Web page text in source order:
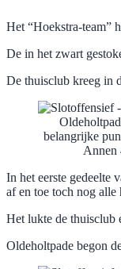
Het “Hoekstra-team”
De in het zwart
De thuisclub kreeg in
belangrijke
Annen
In het eerste gedeelte
af en toe toch nog alle
Het lukte de thuisclub
Oldeholtpade begon